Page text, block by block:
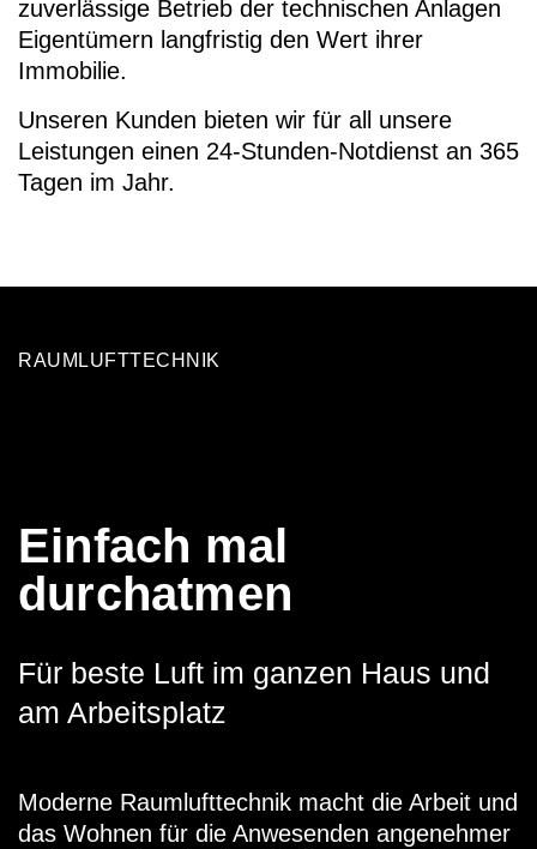
zuverlässige Betrieb der technischen Anlagen
Eigentümern langfristig den Wert ihrer
Immobilie.
Unseren Kunden bieten wir für all unsere
Leistungen einen 24-Stunden-Notdienst an 365
Tagen im Jahr.
RAUMLUFTTECHNIK
Einfach mal
durchatmen
Für beste Luft im ganzen Haus und
am Arbeitsplatz
Moderne Raumlufttechnik macht die Arbeit und
das Wohnen für die Anwesenden angenehmer